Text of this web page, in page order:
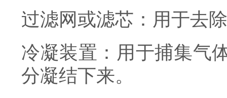
过滤网或滤芯：用于去
冷凝装置：用于捕集气
分凝结下来。